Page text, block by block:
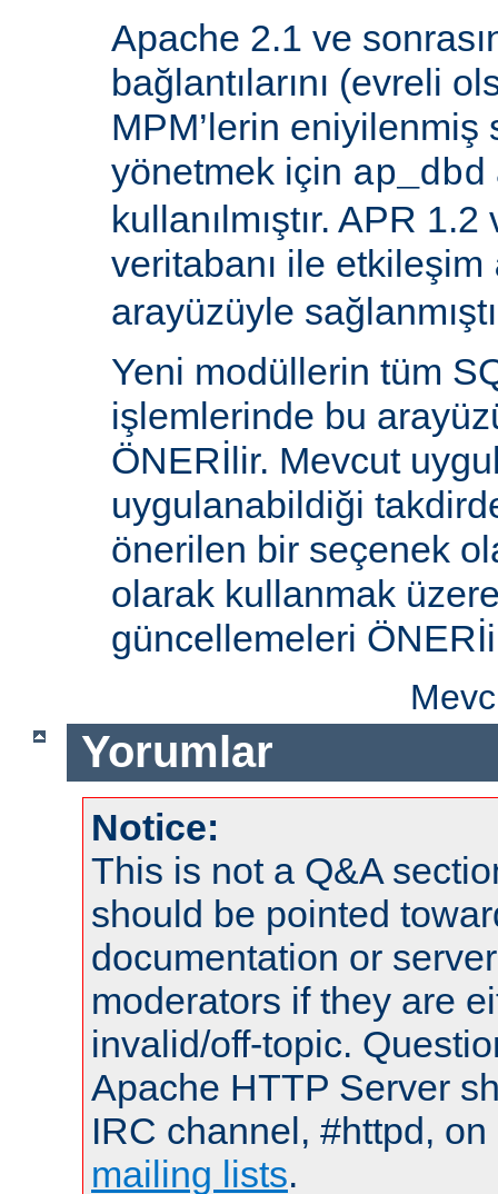
Apache 2.1 ve
bağlantılarını (evreli
MPM’lerin
yönetmek için ap_dbd
kullanılmıştır. APR
veritabanı ile etkileşim
arayüzüyle
Yeni modüllerin tüm
işlemlerinde bu
ÖNERİlir. Mevcut
uygulanabildiği
önerilen bir seçenek
olarak kullanmak
güncellemeleri
Yorumlar
Notice:
This is not a Q&A
should be pointed
documentation or
moderators if they are
invalid/off-topic.
Apache HTTP Server
IRC channel, #httpd,
mailing lists.